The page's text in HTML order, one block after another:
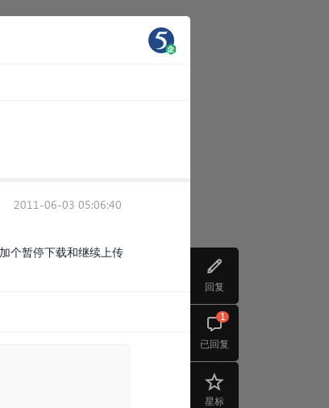
回复
已回复
1
星标
2011-06-03 05:06:40
个暂停下载和继续上传